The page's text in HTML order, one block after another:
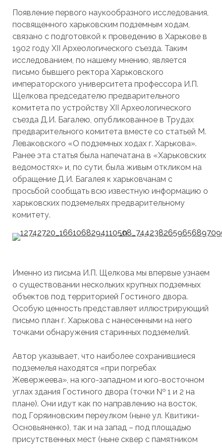
Появление первого наукообразного исследования,
посвященного харьковским подземным ходам,
связано с подготовкой к проведению в Харькове в
1902 году XII Археологического съезда. Таким
исследованием, по нашему мнению, является
письмо бывшего ректора Харьковского
императорского университета профессора И.П.
Щелкова председателю предварительного
комитета по устройству XII Археологического
съезда Д.И. Багалею, опубликованное в Трудах
предварительного комитета вместе со статьей М.
Леваковского «О подземных ходах г. Харькова».
Ранее эта статья была напечатана в «Харьковских
ведомостях» и, по сути, была живым откликом на
обращение Д.И. Багалея к харьковчанам с
просьбой сообщать всю известную информацию о
харьковских подземельях предварительному
комитету.
Именно из письма И.П. Щелкова мы впервые узнаем
о существовании нескольких крупных подземных
объектов под территорией Гостиного двора.
Особую ценность представляет иллюстрирующий
письмо план г. Харькова с нанесенными на него
точками обнаружения старинных подземелий.
Автор указывает, что наиболее сохранившиеся
подземелья находятся «при погребах
Жевержеева», на юго-западном и юго-восточном
углах здания Гостиного двора (точки № 1 и 2 на
плане). Они идут как по направлению на восток,
под Горяиновским переулком (ныне ул. Квитики-
Основьяненко), так и на запад – под площадью
присутственных мест (ныне сквер с памятником